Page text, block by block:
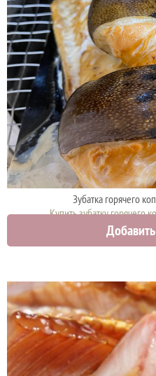
Зубатка горячего
Купить зубатку горячего